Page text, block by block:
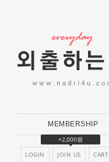
MEMBERSHIP
LOGIN JOIN US
+2,000원
CART